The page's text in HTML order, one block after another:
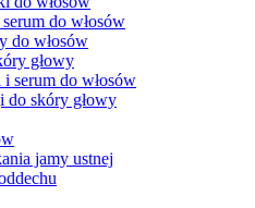
do włosów
do włosów
głowy
serum do włosów
do skóry głowy
jamy ustnej